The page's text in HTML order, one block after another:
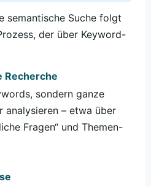
semantische Suche folgt
der über Keyword-
Recherche
sondern ganze
analysieren – etwa über
Fragen“ und Themen-